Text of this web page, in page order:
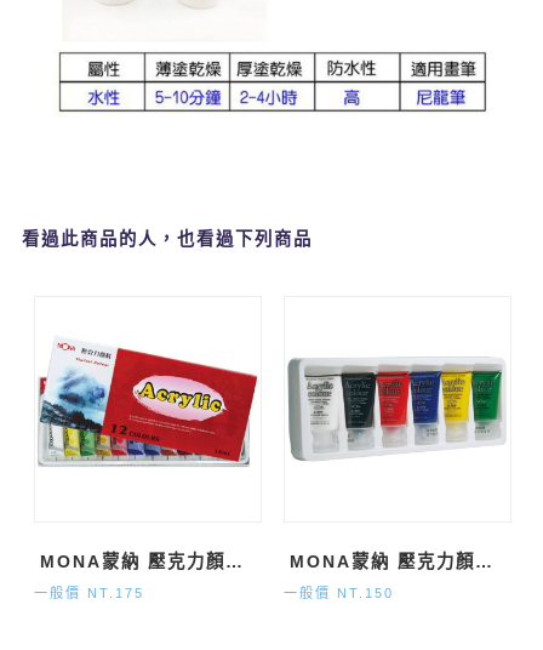
看過此商品的人，也看過下列商品
MONA蒙納 壓克力顏料15ml 共12色
一般價 NT.175
MONA蒙納 壓克力顏料25ml 共6色
一般價 NT.150